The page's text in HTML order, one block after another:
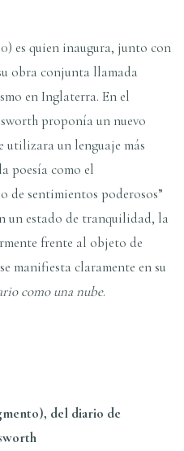
es quien inaugura, junto con
obra conjunta llamada
en Inglaterra. En el
proponía un nuevo
utilizara un lenguaje más
poesía como el
de sentimientos poderosos”
un estado de tranquilidad, la
frente al objeto de
manifiesta claramente en su
como una nube.
del diario de